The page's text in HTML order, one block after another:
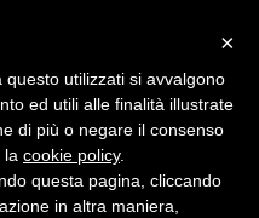
il nuovo
/ 2.8 DX
×
utilizzati si avvalgono
ed utili alle finalità illustrate
di più o negare il consenso
la cookie policy.
questa pagina, cliccando
in altra maniera,